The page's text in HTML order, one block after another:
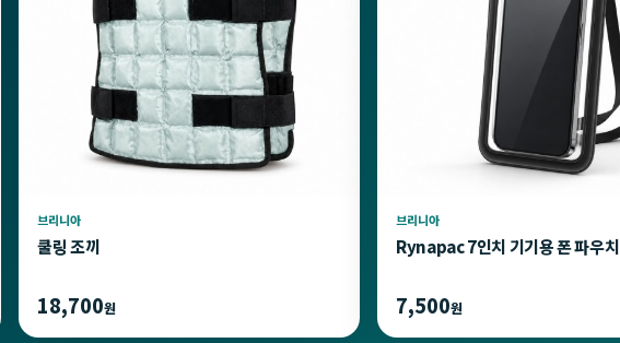
브리니아
쿨링 조끼
18,700원
브리니아
Rynapac 7인치 기기용 폰 파우치
7,500원